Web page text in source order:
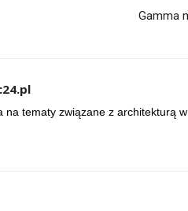
Gamma
na tematy związane z architekturą